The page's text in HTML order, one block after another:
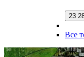
23
Все